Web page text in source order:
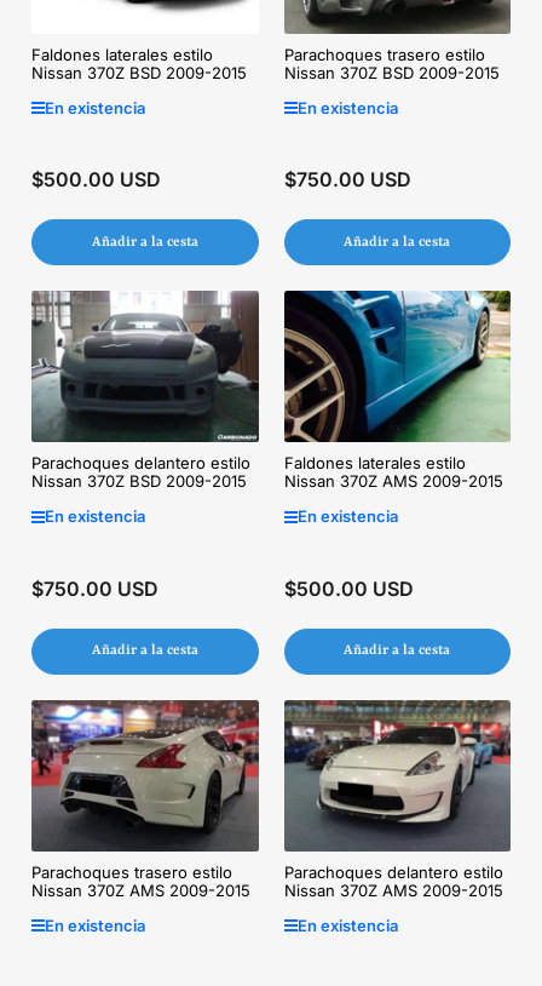
Faldones laterales estilo
Nissan 370Z BSD 2009-2015
En existencia
Precio
$500.00 USD
Añadir a la cesta
Parachoques trasero estilo
Nissan 370Z BSD 2009-2015
En existencia
Precio
$750.00 USD
Añadir a la cesta
Parachoques delantero estilo
Nissan 370Z BSD 2009-2015
En existencia
Precio
$750.00 USD
Añadir a la cesta
Faldones laterales estilo
Nissan 370Z AMS 2009-2015
En existencia
Precio
$500.00 USD
Añadir a la cesta
Parachoques trasero estilo
Nissan 370Z AMS 2009-2015
En existencia
Parachoques delantero estilo
Nissan 370Z AMS 2009-2015
En existencia